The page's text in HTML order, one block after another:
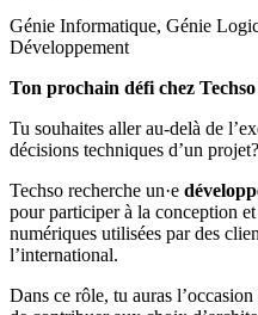
Génie Informatique, Génie
Développement
Ton prochain défi chez Techso
Tu souhaites aller au-delà de
décisions techniques d’un projet?
Techso recherche un·e
pour participer à la conception
numériques utilisées par des
l’international.
Dans ce rôle, tu auras